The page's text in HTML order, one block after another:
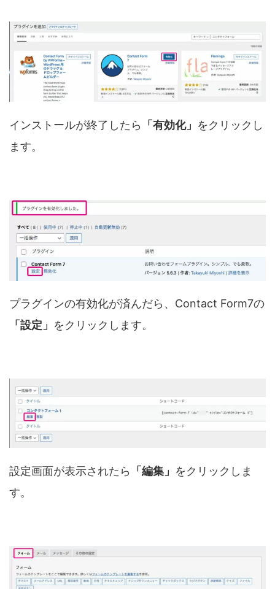
インストールが終了したら 「有効化」 をクリックし
ます。
プラグインの有効化が済んだら、Contact Form7の
「設定」 をクリックします。
設定画面が表示されたら 「編集」 をクリックしま
す。